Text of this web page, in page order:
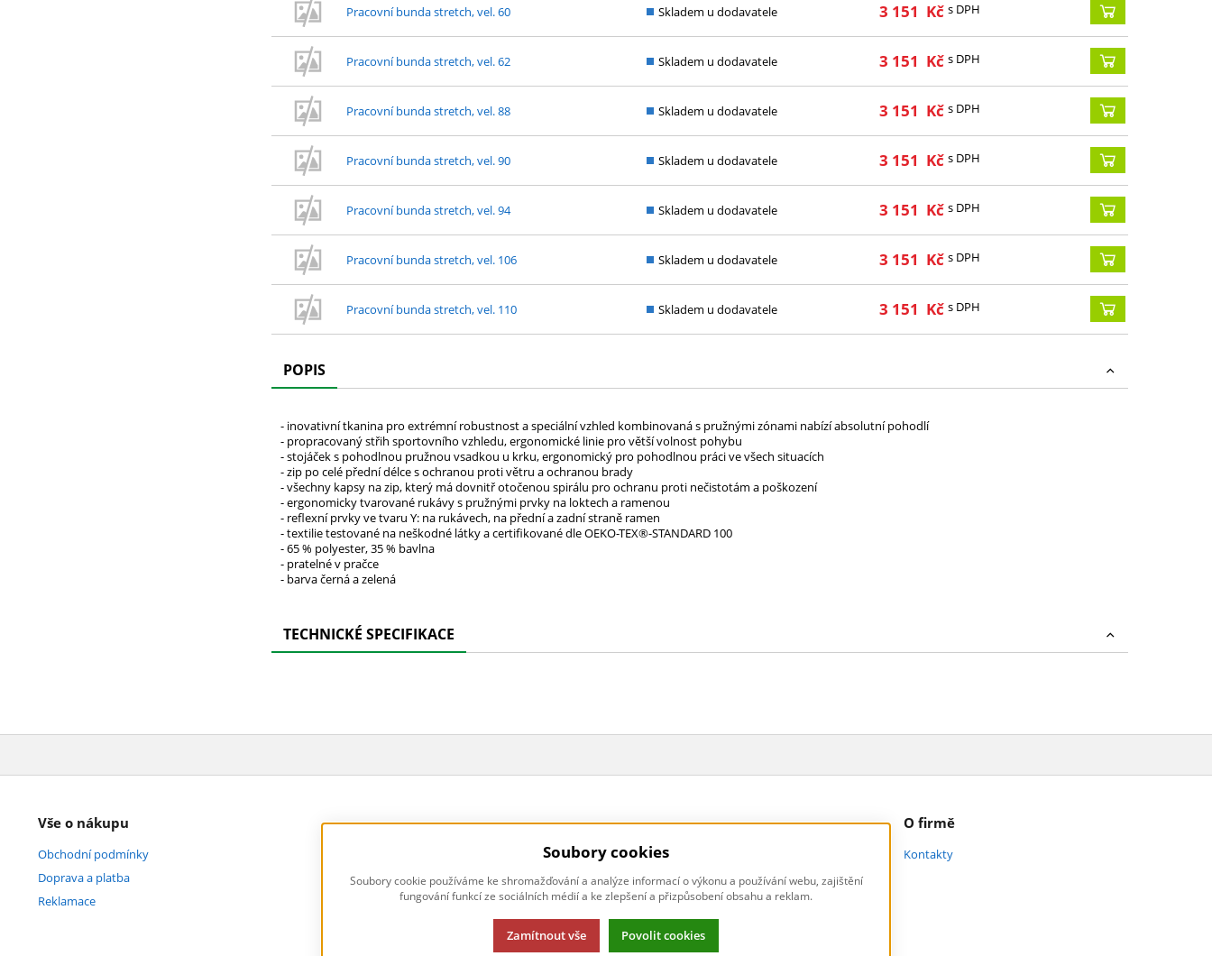
Pracovní bunda stretch, vel. 60 Skladem u dodavatele 3 151 Kč s DPH
Pracovní bunda stretch, vel. 62 Skladem u dodavatele 3 151 Kč s DPH
Pracovní bunda stretch, vel. 88 Skladem u dodavatele 3 151 Kč s DPH
Pracovní bunda stretch, vel. 90 Skladem u dodavatele 3 151 Kč s DPH
Pracovní bunda stretch, vel. 94 Skladem u dodavatele 3 151 Kč s DPH
Pracovní bunda stretch, vel. 106 Skladem u dodavatele 3 151 Kč s DPH
Pracovní bunda stretch, vel. 110 Skladem u dodavatele 3 151 Kč s DPH
POPIS
- inovativní tkanina pro extrémní robustnost a speciální vzhled kombinovaná s pružnými zónami nabízí absolutní pohodlí
- propracovaný střih sportovního vzhledu, ergonomické linie pro větší volnost pohybu
- stojáček s pohodlnou pružnou vsadkou u krku, ergonomický pro pohodlnou práci ve všech situacích
- zip po celé přední délce s ochranou proti větru a ochranou brady
- všechny kapsy na zip, který má dovnitř otočenou spirálu pro ochranu proti nečistotám a poškození
- ergonomicky tvarované rukávy s pružnými prvky na loktech a ramenou
- reflexní prvky ve tvaru Y: na rukávech, na přední a zadní straně ramen
- textilie testované na neškodné látky a certifikované dle OEKO-TEX®-STANDARD 100
- 65 % polyester, 35 % bavlna
- pratelné v pračce
- barva černá a zelená
TECHNICKÉ SPECIFIKACE
Vše o nákupu
Obchodní podmínky
Doprava a platba
Reklamace
O firmě
Kontakty
Soubory cookies
Soubory cookie používáme ke shromažďování a analýze informací o výkonu a používání webu, zajištění
fungování funkcí ze sociálních médií a ke zlepšení a přizpůsobení obsahu a reklam.
Zamítnout vše Povolit cookies